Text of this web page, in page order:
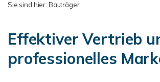
Sie sind hier: Bauträger
Effektiver Vertrieb
professionelles